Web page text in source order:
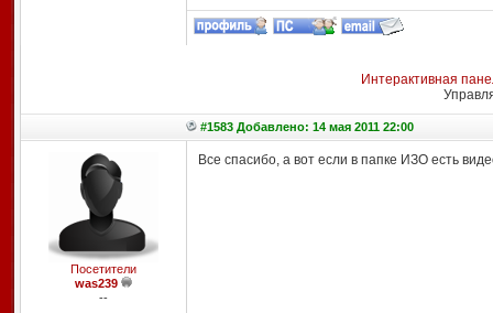
Интерактивная
#1583 Добавлено: 14 мая 2011 22:00
Посетители
was239
--
Все спасибо, а вот если в папке ИЗО есть